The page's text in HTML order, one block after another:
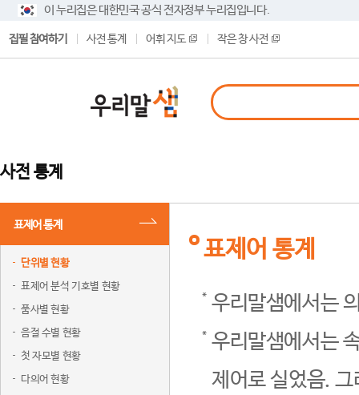
이 누리집은 대한민국 공식 전자정부 누리집입니다.
집필 참여하기 사전 통계 어휘 지도 작은 창 사전
사전 통계
표제어 통계
단위별 현황
표제어 분석 기호별 현황
품사별 현황
음절 수별 현황
첫 자모별 현황
다의어 현황
표제어 통계
우리말샘에서는
우리말샘에서는
제어로 실었음.